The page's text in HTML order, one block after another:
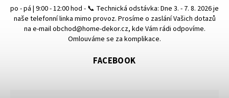
po - pá | 9:00 - 12:00 hod - 📞 Technická odstávka: Dne 3. - 7. 8. 2026 je
naše telefonní linka mimo provoz. Prosíme o zaslání Vašich dotazů
na e-mail obchod@home-dekor.cz, kde Vám rádi odpovíme.
Omlouváme se za komplikace.
FACEBOOK